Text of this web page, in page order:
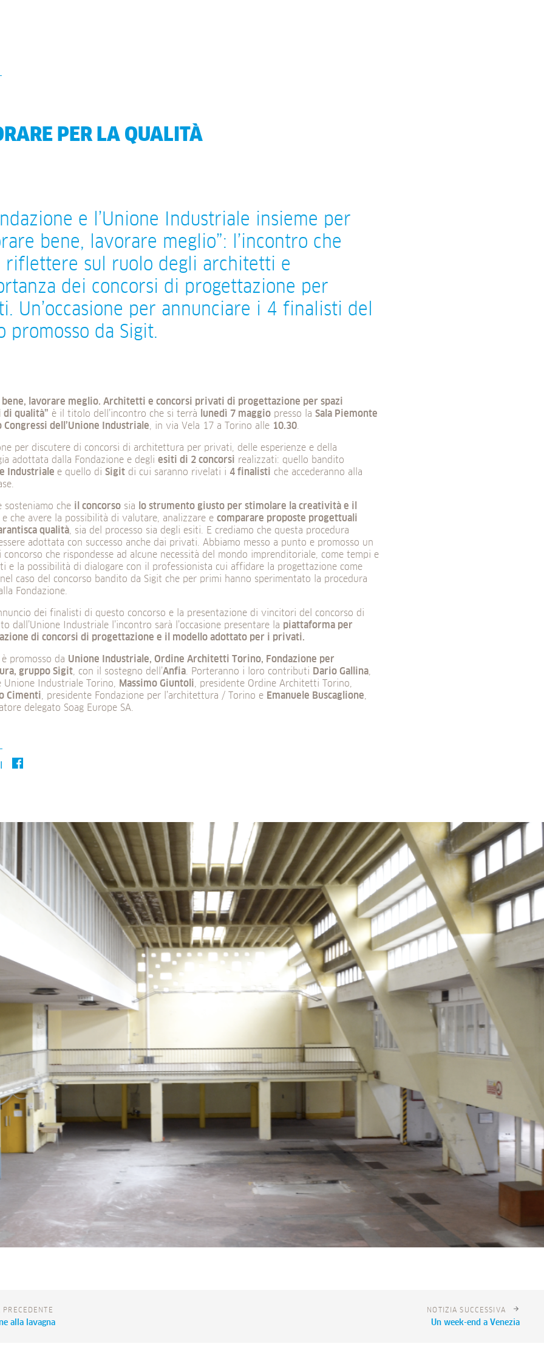
PER LA QUALITÀ
e l’Unione Industriale insieme per
bene, lavorare meglio”: l’incontro che
riflettere sul ruolo degli architetti e
dei concorsi di progettazione per
Un’occasione per annunciare i 4 finalisti del
promosso da Sigit.
bene, lavorare meglio. Architetti e concorsi privati di progettazione per spazi
qualità” è il titolo dell’incontro che si terrà lunedì 7 maggio presso la Sala Piemonte
Congressi dell’Unione Industriale, in via Vela 17 a Torino alle 10.30.
per discutere di concorsi di architettura per privati, delle esperienze e della
adottata dalla Fondazione e degli esiti di 2 concorsi realizzati: quello bandito
Industriale e quello di Sigit di cui saranno rivelati i 4 finalisti che accederanno alla
sosteniamo che il concorso sia
lo strumento giusto per stimolare la creatività e il
e che avere la possibilità di valutare, analizzare e comparare proposte progettuali
qualità, sia del processo sia degli esiti. E crediamo che questa procedura
adottata con successo anche dai privati. Abbiamo messo a punto e promosso un
concorso che rispondesse ad alcune necessità del mondo imprenditoriale, come tempi e
e la possibilità di dialogare con il professionista cui affidare la progettazione come
caso del concorso bandito da Sigit che per primi hanno sperimentato la procedura
Fondazione.
dei finalisti di questo concorso e la presentazione di vincitori del concorso di
dall’Unione Industriale l’incontro sarà l’occasione presentare la piattaforma per
di concorsi di progettazione e il modello adottato per i privati.
è promosso da Unione Industriale, Ordine Architetti Torino, Fondazione per
gruppo Sigit, con il sostegno dell’Anfia. Porteranno i loro contributi Dario Gallina,
Unione Industriale Torino, Massimo Giuntoli, presidente Ordine Architetti Torino,
Cimenti, presidente Fondazione per l’architettura / Torino e Emanuele Buscaglione,
delegato Soag Europe SA.
NOTIZIA SUCCESSIVA
Un week-end a Venezia
PRECEDENTE
alla lavagna